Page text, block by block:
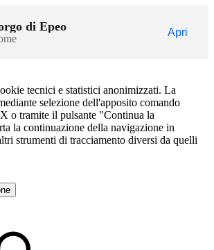
di Epeo Apri
tecnici e statistici anonimizzati. La
selezione dell'apposito comando
o tramite il pulsante "Continua la
la continuazione della navigazione in
strumenti di tracciamento diversi da quelli